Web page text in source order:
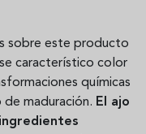
sobre este producto
característico color
químicas
maduración. El ajo